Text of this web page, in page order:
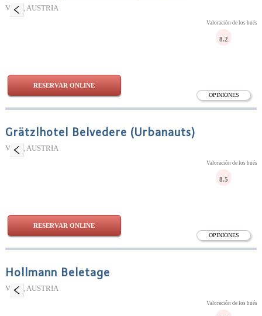
Viena, AUSTRIA
OPINIONES
Valoración de los
8.2
RESERVAR ONLINE
Grätzlhotel Belvedere (Urbanauts)
Viena, AUSTRIA
OPINIONES
Valoración de los
8.5
RESERVAR ONLINE
Hollmann Beletage
Viena, AUSTRIA
Valoración de los